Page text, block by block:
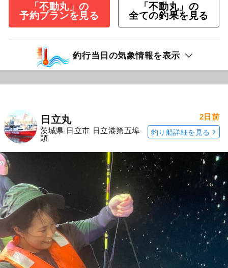
「不動丸」の
予約プランを見る
「不動丸」の
全ての釣果を見る
釣行当日の気象情報を表示
日立丸
茨城県 日立市 日立港第五埠
頭
2日前
釣り船詳細を見る